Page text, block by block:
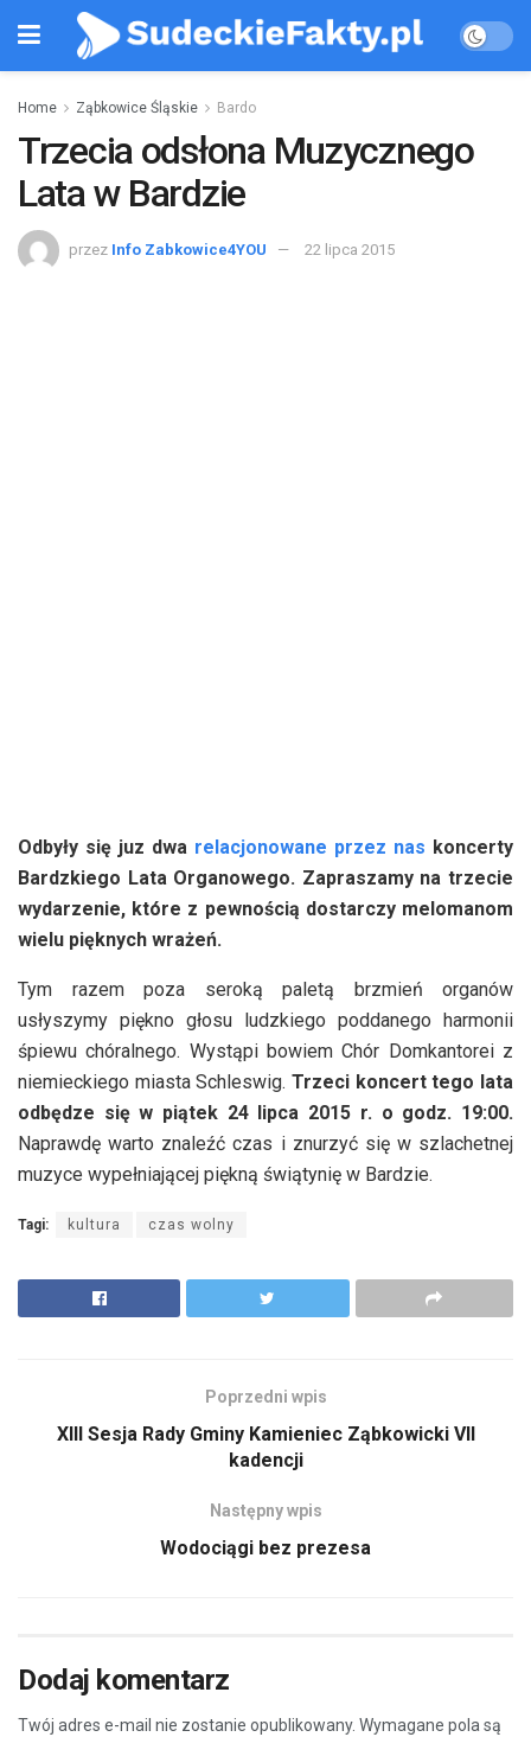
Home Ząbkowice Śląskie Bardo
Trzecia odsłona Muzycznego
Lata w Bardzie
przez Info Zabkowice4YOU 22 lipca 2015
Odbyły się juz dwa relacjonowane przez nas koncerty
Bardzkiego Lata Organowego. Zapraszamy na trzecie
wydarzenie, które z pewnością dostarczy melomanom
wielu pięknych wrażeń.
Tym razem poza seroką paletą brzmień organów
usłyszymy piękno głosu ludzkiego poddanego harmonii
śpiewu chóralnego. Wystąpi bowiem Chór Domkantorei z
niemieckiego miasta Schleswig. Trzeci koncert tego lata
odbędze się w piątek 24 lipca 2015 r. o godz. 19:00.
Naprawdę warto znaleźć czas i znurzyć się w szlachetnej
muzyce wypełniającej piękną świątynię w Bardzie.
Tagi: kultura czas wolny
Poprzedni wpis
XIII Sesja Rady Gminy Kamieniec Ząbkowicki VII
kadencji
Następny wpis
Wodociągi bez prezesa
Dodaj komentarz
Twój adres e-mail nie zostanie opublikowany. Wymagane pola są